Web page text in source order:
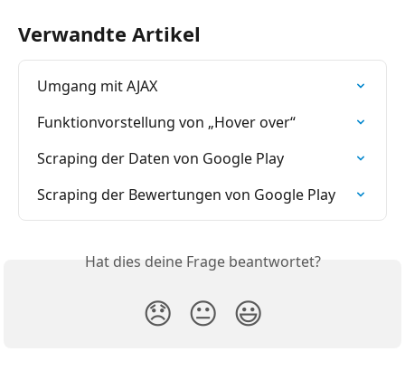
Verwandte Artikel
Umgang mit AJAX
Funktionvorstellung von „Hover over“
Scraping der Daten von Google Play
Scraping der Bewertungen von Google Play
Hat dies deine Frage beantwortet?
😞 😐 😃